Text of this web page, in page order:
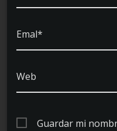
Emal*
Web
Guardar mi